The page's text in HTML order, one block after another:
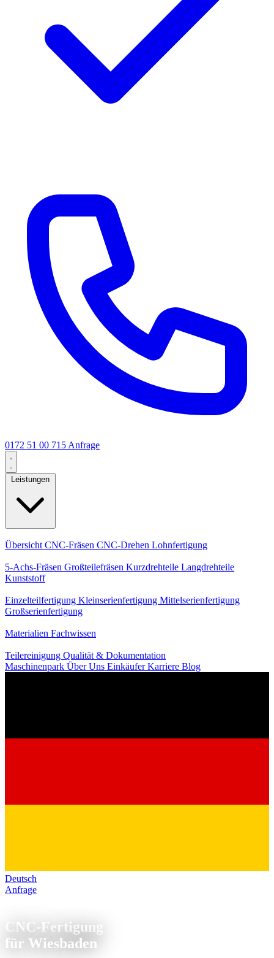
0172 51 00 715 Anfrage
Leistungen
Übersicht CNC-Fräsen CNC-Drehen Lohnfertigung
5-Achs-Fräsen Großteilefräsen Kurzdrehteile Langdrehteile
Kunststoff
Einzelteilfertigung Kleinserienfertigung Mittelserienfertigung
Großserienfertigung
Materialien Fachwissen
Teilereinigung Qualität & Dokumentation
Maschinenpark Über Uns EinkäuferKarriere Blog
Deutsch
Anfrage
CNC-Fertigung
für Wiesbaden